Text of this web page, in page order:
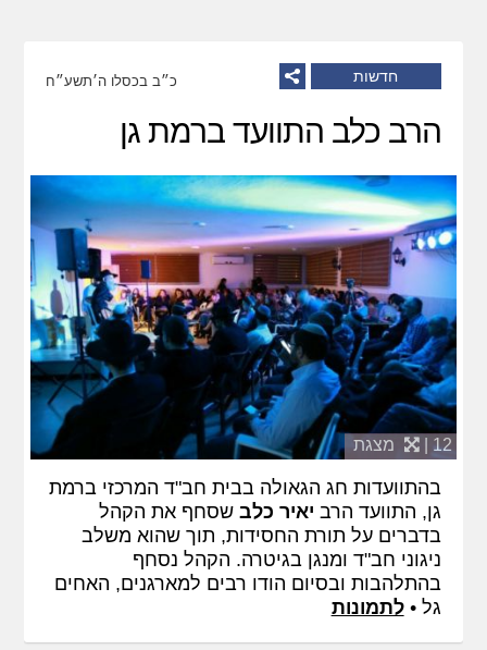
חדשות כ״ב בכסלו ה׳תשע״ח
הרב כלב התוועד ברמת גן
12 | מצגת
בהתוועדות חג הגאולה בבית חב"ד המרכזי ברמת
גן, התוועד הרב יאיר כלב שסחף את הקהל
בדברים על תורת החסידות, תוך שהוא משלב
ניגוני חב"ד ומנגן בגיטרה. הקהל נסחף
בהתלהבות ובסיום הודו רבים למארגנים, האחים
גל •לתמונות